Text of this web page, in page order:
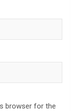
browser for the